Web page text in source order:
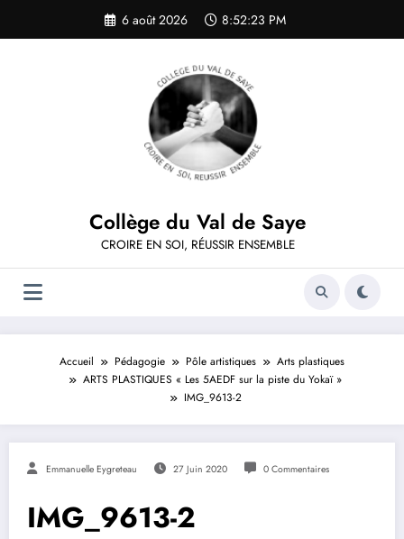
contenu
6 août 2026 8:52:23 PM
Collège du Val de Saye
CROIRE EN SOI, RÉUSSIR ENSEMBLE
Accueil Pédagogie Pôle artistiques
Arts plastiques
ARTS PLASTIQUES « Les 5AEDF sur la piste du Yokaï »
IMG_9613-2
Emmanuelle Eygreteau 27 Juin 2020 0 Commentaires
IMG_9613-2